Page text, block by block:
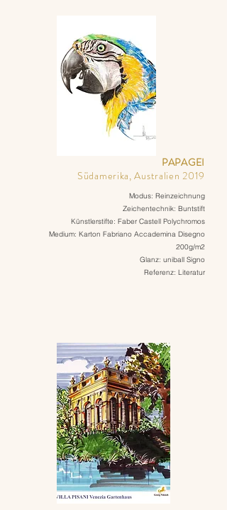
PAPAGEI
Südamerika, Australien 2019
Modus: Reinzeichnung
Zeichentechnik: Buntstift
Künstlerstifte: Faber Castell Polychromos
Medium: Karton Fabriano Accademina Disegno
200g/m2
Glanz: uniball Signo
Referenz: Literatur